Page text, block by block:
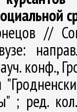
//
конф.,
; ред.